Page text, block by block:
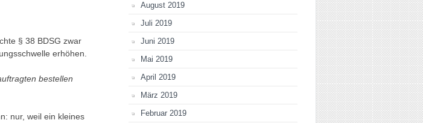
§ 38 BDSG zwar
erhöhen.
bestellen
nur, weil ein kleines
August 2019
Juli 2019
Juni 2019
Mai 2019
April 2019
März 2019
Februar 2019